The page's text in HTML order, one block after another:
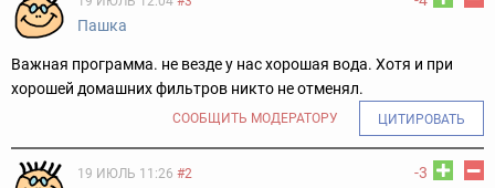
Пашка
Важная программа. не везде у нас хорошая вода. Хотя и при
хорошей домашних фильтров никто не отменял.
СООБЩИТЬ МОДЕРАТОРУ ЦИТИРОВАТЬ
-3
19 ИЮЛЬ 11:26 #2